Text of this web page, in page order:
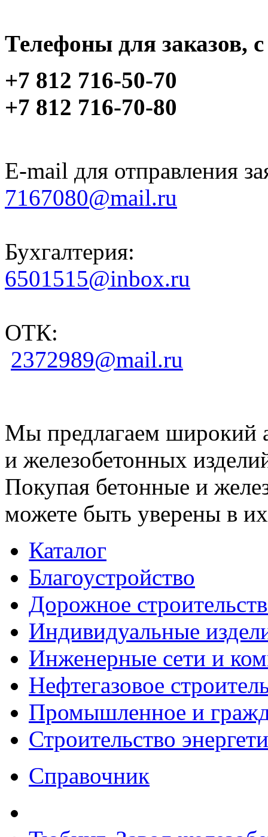
Телефоны для заказов,
+7 812 716-50-70
+7 812 716-70-80
E-mail для отправления
7167080@mail.ru
Бухгалтерия:
6501515@inbox.ru
ОТК:
2372989@mail.ru
Мы предлагаем широкий
и железобетонных
Покупая бетонные и
можете быть уверены в их
Каталог
Благоустройство
Дорожное
Индивидуальные
Инженерные сети и
Нефтегазовое
Промышленное и
Строительство
Справочник